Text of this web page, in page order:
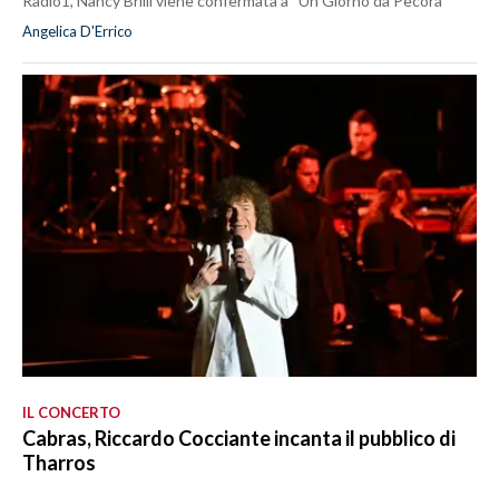
Angelica D'Errico
IL CONCERTO
Cabras, Riccardo Cocciante incanta il pubblico di
Tharros